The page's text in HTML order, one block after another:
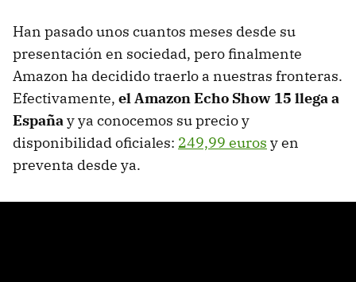
Han pasado unos cuantos meses desde su
presentación en sociedad, pero finalmente
Amazon ha decidido traerlo a nuestras fronteras.
Efectivamente, el Amazon Echo Show 15 llega a
Españay ya conocemos su precio y
disponibilidad oficiales: 249,99 euros y en
preventa desde ya.